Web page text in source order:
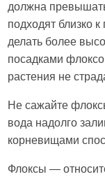
должна
подходят близко
делать более
посадками
растения не
Не сажайте
вода надолго
корневищами
Флоксы —